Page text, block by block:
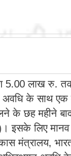
5.00 लाख रु.
के साथ एक
के छह महीने
इसके लिए मानव
मंत्रालय,